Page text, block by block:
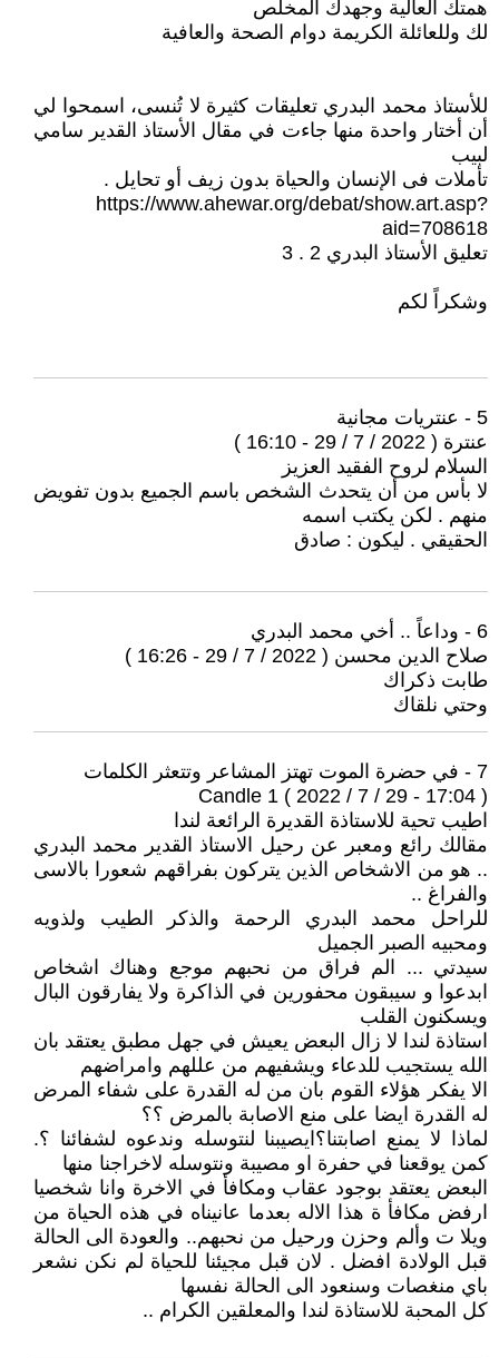
همتك العالية وجهدك المخلص
لك وللعائلة الكريمة دوام الصحة والعافية
للأستاذ محمد البدري تعليقات كثيرة لا تُنسى، اسمحوا لي
أن أختار واحدة منها جاءت في مقال الأستاذ القدير سامي
لبيب
تأملات فى الإنسان والحياة بدون زيف أو تحايل .
https://www.ahewar.org/debat/show.art.asp?
aid=708618
تعليق الأستاذ البدري 2 . 3
وشكراً لكم
5 - عنتريات مجانية
عنترة ( 2022 / 7 / 29 - 16:10 )
السلام لروح الفقيد العزيز
لا بأس من أن يتحدث الشخص باسم الجميع بدون تفويض
منهم . لكن يكتب اسمه
الحقيقي . ليكون : صادق
6 - وداعاً .. أخي محمد البدري
صلاح الدين محسن ( 2022 / 7 / 29 - 16:26 )
طابت ذكراك
وحتي نلقاك
7 - في حضرة الموت تهتز المشاعر وتتعثر الكلمات
Candle 1 ( 2022 / 7 / 29 - 17:04 )
اطيب تحية للاستاذة القديرة الرائعة لندا
مقالك رائع ومعبر عن رحيل الاستاذ القدير محمد البدري
.. هو من الاشخاص الذين يتركون بفراقهم شعورا بالاسى
والفراغ ..
للراحل محمد البدري الرحمة والذكر الطيب ولذويه
ومحبيه الصبر الجميل
سيدتي ... الم فراق من نحبهم موجع وهناك اشخاص
ابدعوا و سيبقون محفورين في الذاكرة ولا يفارقون البال
ويسكنون القلب
استاذة لندا لا زال البعض يعيش في جهل مطبق يعتقد بان
الله يستجيب للدعاء ويشفيهم من عللهم وامراضهم
الا يفكر هؤلاء القوم بان من له القدرة على شفاء المرض
له القدرة ايضا على منع الاصابة بالمرض ؟؟
لماذا لا يمنع اصابتنا؟ايصيبنا لنتوسله وندعوه لشفائنا ؟.
كمن يوقعنا في حفرة او مصيبة ونتوسله لاخراجنا منها
البعض يعتقد بوجود عقاب ومكافأ في الاخرة وانا شخصيا
ارفض مكافأ ة هذا الاله بعدما عانيناه في هذه الحياة من
ويلا ت وألم وحزن ورحيل من نحبهم.. والعودة الى الحالة
قبل الولادة افضل . لان قبل مجيئنا للحياة لم نكن نشعر
باي منغصات وسنعود الى الحالة نفسها
كل المحبة للاستاذة لندا والمعلقين الكرام ..